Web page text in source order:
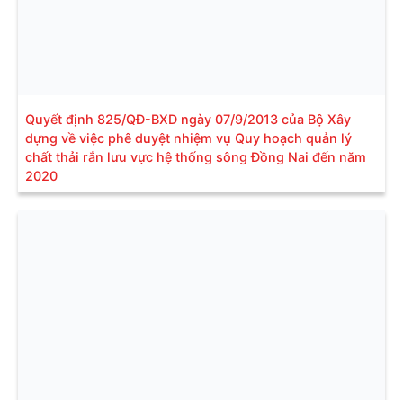
Quyết định 825/QĐ-BXD ngày 07/9/2013 của Bộ Xây
dựng về việc phê duyệt nhiệm vụ Quy hoạch quản lý
chất thải rắn lưu vực hệ thống sông Đồng Nai đến năm
2020